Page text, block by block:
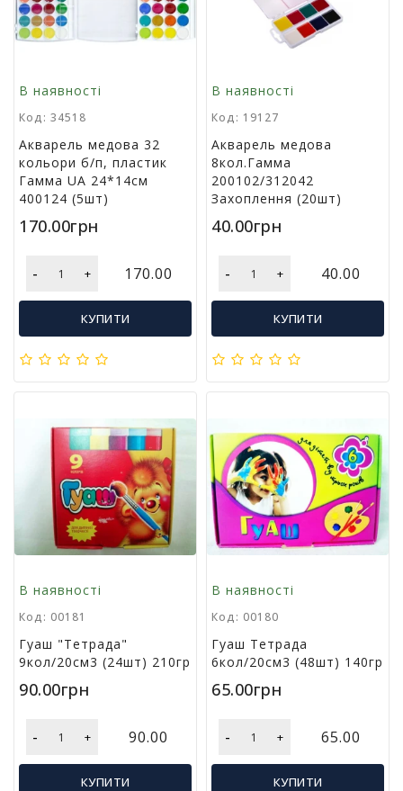
р
и
д
я
в
д
п
о
ч
н
а
у
р
и
з
ч
о
в
у
п
к
о
в
А
В наявності
Код: 34518
Акварель медова 32
кольори б/п, пластик
Гамма UA 24*14см
400124 (5шт)
170.00грн
- + 170.00
КУПИТИ
В наявності
Код: 19127
Акварель медова
8кол.Гамма
200102/312042
Захоплення (20шт)
40.00грн
- + 40.00
КУПИТИ
В наявності
Код: 00181
Гуаш "Тетрада"
9кол/20см3 (24шт) 210гр
90.00грн
- + 90.00
КУПИТИ
В наявності
Код: 00180
Гуаш Тетрада
6кол/20см3 (48шт) 140гр
65.00грн
- + 65.00
КУПИТИ